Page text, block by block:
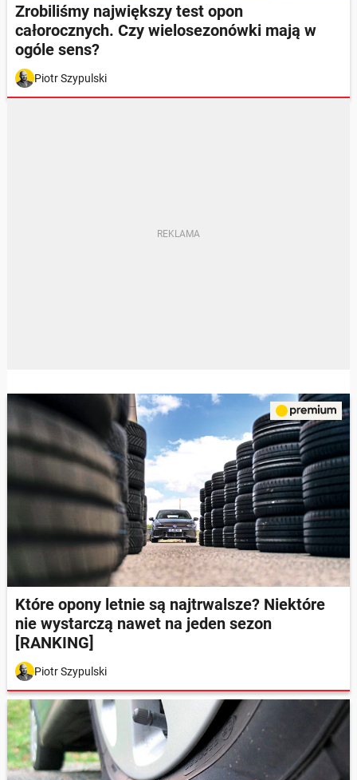
Zrobiliśmy największy test opon
całorocznych. Czy wielosezonówki mają w
ogóle sens?
Piotr Szypulski
Które opony letnie są najtrwalsze? Niektóre
nie wystarczą nawet na jeden sezon
[RANKING]
Piotr Szypulski